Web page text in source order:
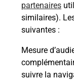
partenaires
similaires).
suivantes :
Mesure
suivre la
Malin !
La
en